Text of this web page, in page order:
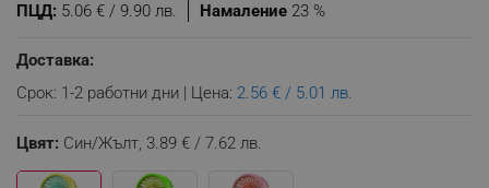
Намаление 23 %
ПЦД: 5.06 € / 9.90 лв.
Доставка:
Срок: 1-2 работни дни | Цена: 2.56 € / 5.01 лв.
Цвят: Син/Жълт, 3.89 € / 7.62 лв.